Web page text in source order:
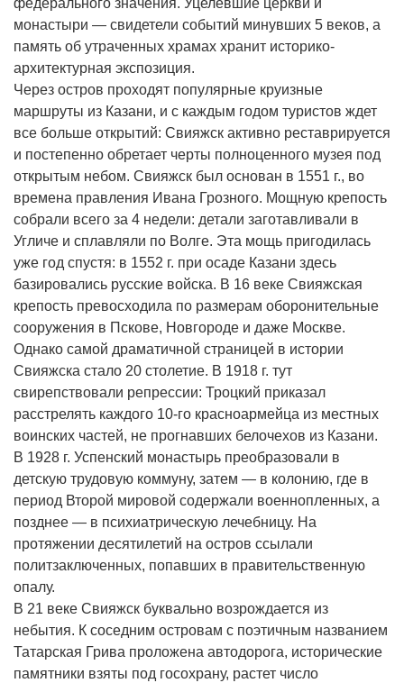
федерального значения. Уцелевшие церкви и
монастыри — свидетели событий минувших 5 веков, а
память об утраченных храмах хранит историко-
архитектурная экспозиция.
Через остров проходят популярные круизные
маршруты из Казани, и с каждым годом туристов ждет
все больше открытий: Свияжск активно реставрируется
и постепенно обретает черты полноценного музея под
открытым небом. Свияжск был основан в 1551 г., во
времена правления Ивана Грозного. Мощную крепость
собрали всего за 4 недели: детали заготавливали в
Угличе и сплавляли по Волге. Эта мощь пригодилась
уже год спустя: в 1552 г. при осаде Казани здесь
базировались русские войска. В 16 веке Свияжская
крепость превосходила по размерам оборонительные
сооружения в Пскове, Новгороде и даже Москве.
Однако самой драматичной страницей в истории
Свияжска стало 20 столетие. В 1918 г. тут
свирепствовали репрессии: Троцкий приказал
расстрелять каждого 10-го красноармейца из местных
воинских частей, не прогнавших белочехов из Казани.
В 1928 г. Успенский монастырь преобразовали в
детскую трудовую коммуну, затем — в колонию, где в
период Второй мировой содержали военнопленных, а
позднее — в психиатрическую лечебницу. На
протяжении десятилетий на остров ссылали
политзаключенных, попавших в правительственную
опалу.
В 21 веке Свияжск буквально возрождается из
небытия. К соседним островам с поэтичным названием
Татарская Грива проложена автодорога, исторические
памятники взяты под госохрану, растет число